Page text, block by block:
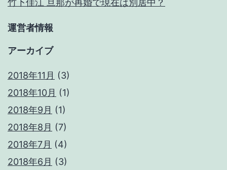
運営者情報
アーカイブ
2018年11月 (3)
2018年10月 (1)
2018年9月 (1)
2018年8月 (7)
2018年7月 (4)
2018年6月 (3)